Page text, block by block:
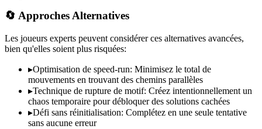
🔄 Approches Alternatives
Les joueurs experts peuvent considérer ces alternatives avancées,
bien qu'elles soient plus risquées:
▸Optimisation de speed-run: Minimisez le total de
mouvements en trouvant des chemins parallèles
▸Technique de rupture de motif: Créez intentionnellement un
chaos temporaire pour débloquer des solutions cachées
▸Défi sans réinitialisation: Complétez en une seule tentative
sans aucune erreur